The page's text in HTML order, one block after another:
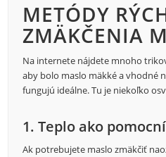
METÓDY
ZMÄKČENIA
Na internete nájdete mnoho
aby bolo maslo mäkké a vhodné
fungujú ideálne. Tu je niekoľko
1. Teplo ako
Ak potrebujete maslo zmäkčiť